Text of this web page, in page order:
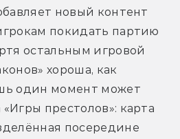
новый контент
покидать партию
остальным игровой
хороша, как
один момент может
престолов»: карта
посередине